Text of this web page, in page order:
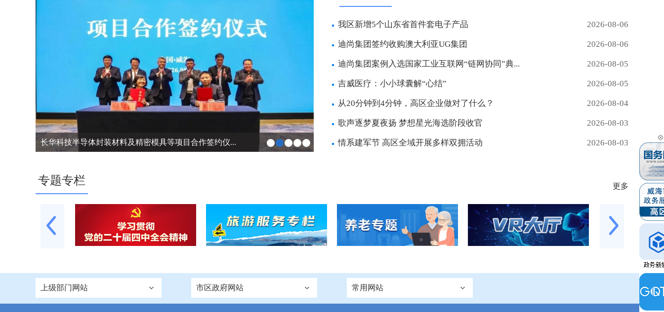
长华科技半导体封装材料及精密模具等项目合作签约仪...
我区新增5个山东省首件套电子产品 2026-08-06
迪尚集团签约收购澳大利亚UG集团 2026-08-06
迪尚集团案例入选国家工业互联网“链网协同”典... 2026-08-05
吉威医疗：小小球囊解“心结” 2026-08-05
从20分钟到4分钟，高区企业做对了什么？ 2026-08-04
歌声逐梦夏夜扬 梦想星光海选阶段收官 2026-08-03
情系建军节 高区全域开展多样双拥活动 2026-08-03
专题专栏 更多
上级部门网站 市区政府网站 常用网站